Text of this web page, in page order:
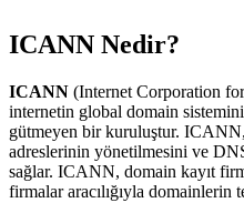
ICANN Nedir?
ICANN (Internet Corporation
internetin global domain
gütmeyen bir kuruluştur. ICANN,
adreslerinin yönetilmesini ve
sağlar. ICANN, domain kayıt
firmalar aracılığıyla domainlerin